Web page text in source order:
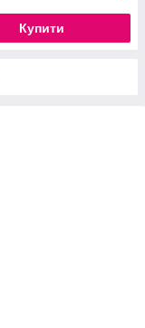
Купити